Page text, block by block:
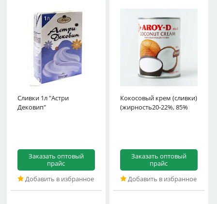
Сливки 1л "Астри
Дековип"
Заказать оптовый
прайс
Добавить в избранное
Кокосовый крем (сливки)
(жирность20-22%, 85%
мякоть) 560мл ж/б Aroy-
Заказать оптовый
прайс
Добавить в избранное